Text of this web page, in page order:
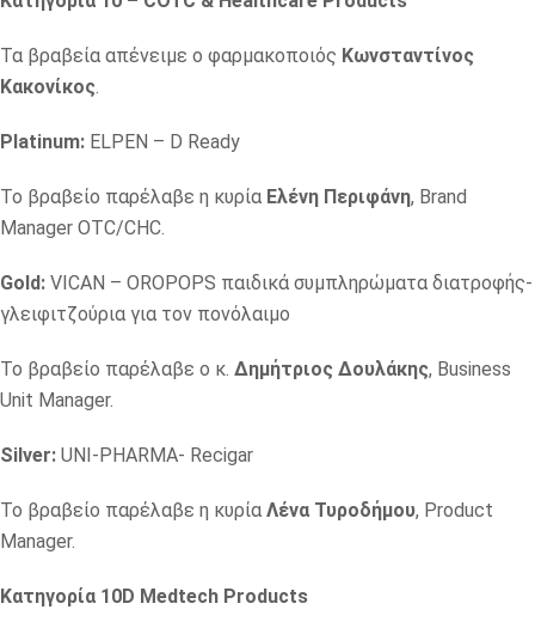
Τα βραβεία απένειμε ο φαρμακοποιός Κωνσταντίνος
Κακονίκος
Platinum: ELPEN – D Ready
Το βραβείο παρέλαβε η κυρία Ελένη Περιφάνη, Brand
Manager OTC/CHC.
Gold: VICAN – OROPOPS παιδικά συμπληρώματα διατροφής-
γλειφιτζούρια για τον πονόλαιμο
Το βραβείο παρέλαβε ο κ. Δημήτριος Δουλάκης, Business
Unit Manager.
Silver: UNI-PHARMA- Recigar
Το βραβείο παρέλαβε η κυρία Λένα Τυροδήμου, Product
Manager.
Κατηγορία 10D Medtech Products